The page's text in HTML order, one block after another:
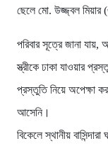
ছেলে মো. উজ্জ্বল মিয়ার
পরিবার সূত্রে জানা
স্ত্রীকে ঢাকা যাওয়ার
প্রস্তুতি নিয়ে অপেক্ষা
আসেনি।
বিকেলে স্থানীয়